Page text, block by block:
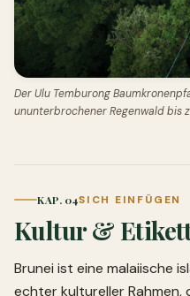
Der Ulu Temburong
ununterbrochener Regenwald bis
KAP. 04SICH EINFÜGEN
Kultur &
Brunei ist eine malaiische
echter kultureller Rahmen,